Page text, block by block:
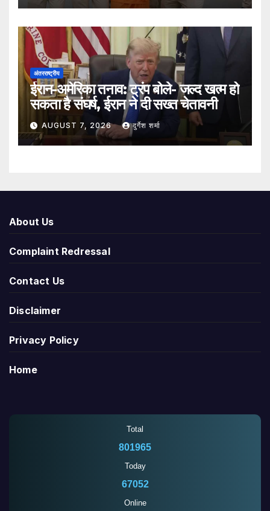
अंतरराष्ट्रीय
ईरान-अमेरिका तनाव: ट्रंप बोले- जल्द खत्म हो
सकता है संघर्ष, ईरान ने दी सख्त चेतावनी
AUGUST 7, 2026 दुर्गेश शर्मा
About Us
Complaint Redressal
Contact Us
Disclaimer
Privacy Policy
Home
Total
801965
Today
67052
Online